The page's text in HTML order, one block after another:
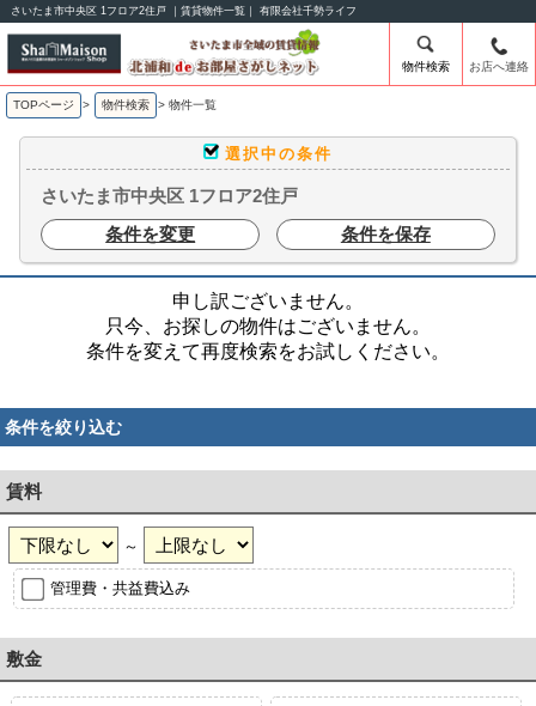
さいたま市中央区 1フロア2住戸 ｜賃貸物件一覧｜ 有限会社千勢ライフ
物件検索 お店へ連絡
TOPページ > 物件検索 > 物件一覧
選択中の条件
さいたま市中央区 1フロア2住戸
条件を変更
条件を保存
申し訳ございません。
只今、お探しの物件はございません。
条件を変えて再度検索をお試しください。
条件を絞り込む
賃料
～
管理費・共益費込み
敷金